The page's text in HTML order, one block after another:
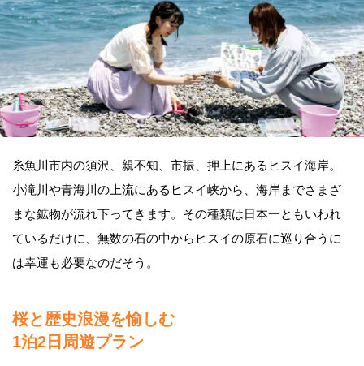
糸魚川市内の須沢、親不知、市振、押上にあるヒスイ海岸。
小滝川や青海川の上流にあるヒスイ峡から、海岸までさまざ
まな鉱物が流れ下ってきます。その種類は日本一ともいわれ
ているだけに、無数の石の中からヒスイの原石に巡り合うに
は幸運も必要なのだそう。
桜と歴史浪漫を愉しむ
1泊2日周遊プラン